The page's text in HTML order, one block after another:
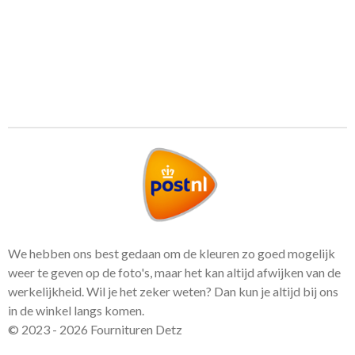
We hebben ons best gedaan om de kleuren zo goed mogelijk
weer te geven op de foto's, maar het kan altijd afwijken van de
werkelijkheid. Wil je het zeker weten? Dan kun je altijd bij ons
in de winkel langs komen.
© 2023 - 2026 Fournituren Detz